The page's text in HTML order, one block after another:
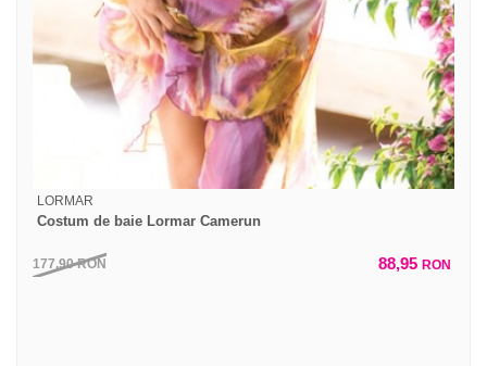
LORMAR
Costum de baie Lormar Camerun
177,90RON 88,95 RON